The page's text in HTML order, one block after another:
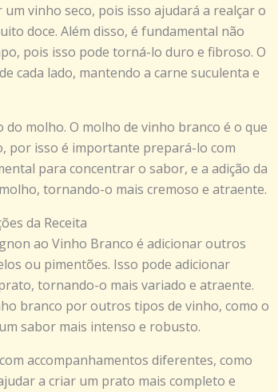
vinho seco, pois isso ajudará a realçar o
doce. Além disso, é fundamental não
pois isso pode torná-lo duro e fibroso. O
cada lado, mantendo a carne suculenta e
molho. O molho de vinho branco é o que
por isso é importante prepará-lo com
para concentrar o sabor, e a adição da
tornando-o mais cremoso e atraente.
da Receita
ao Vinho Branco é adicionar outros
ou pimentões. Isso pode adicionar
tornando-o mais variado e atraente.
branco por outros tipos de vinho, como o
sabor mais intenso e robusto.
accompanhamentos diferentes, como
a criar um prato mais completo e